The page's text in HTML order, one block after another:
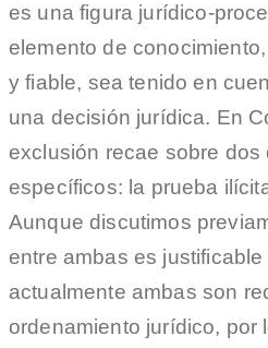
es una figura jurídico-
elemento de
y fiable, sea tenido en
una decisión jurídica. En
exclusión recae sobre dos
específicos: la prueba
Aunque discutimos
entre ambas es
actualmente ambas son
ordenamiento jurídico, por